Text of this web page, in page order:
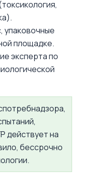
упаковочные
площадке.
эксперта по
действует на
бессрочно